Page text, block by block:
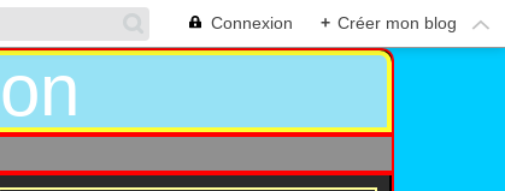
Connexion + Créer mon blog